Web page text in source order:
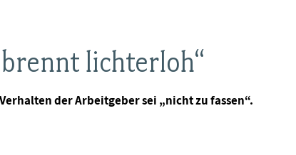
lichterloh“
der Arbeitgeber sei „nicht zu fassen“.